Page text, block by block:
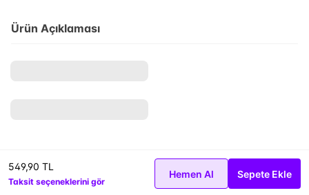
549,90 TL
Taksit seçeneklerini gör
Hemen Al Sepete Ekle
Ürün Açıklaması